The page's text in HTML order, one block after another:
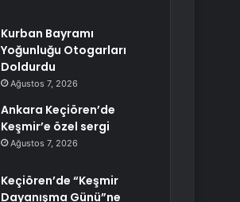
Kurban Bayramı
Yoğunluğu Otogarları
Doldurdu
Ağustos 7, 2026
Ankara Keçiören’de
Keşmir’e özel sergi
Ağustos 7, 2026
Keçiören’de “Keşmir
Dayanışma Günü”ne